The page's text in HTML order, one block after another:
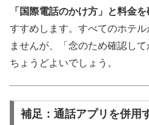
「国際電話のかけ方」と料金を
すすめします。すべてのホテ
ませんが、「念のため確認し
ちょうどよいでしょう。
補足：通話アプリを併用